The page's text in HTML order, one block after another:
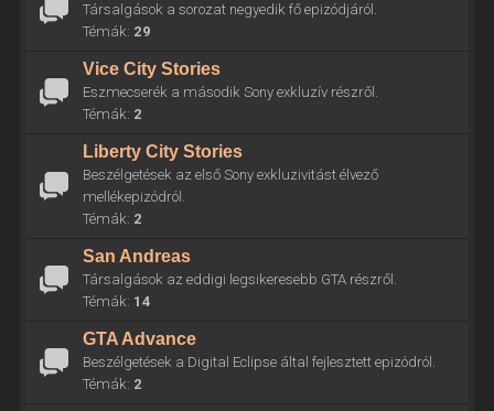
Társalgások a sorozat negyedik fő epizódjáról.
Témák: 29
Vice City Stories
Eszmecserék a második Sony exkluzív részről.
Témák: 2
Liberty City Stories
Beszélgetések az első Sony exkluzivitást élvező
mellékepizódról.
Témák: 2
San Andreas
Társalgások az eddigi legsikeresebb GTA részről.
Témák: 14
GTA Advance
Beszélgetések a Digital Eclipse által fejlesztett epizódról.
Témák: 2